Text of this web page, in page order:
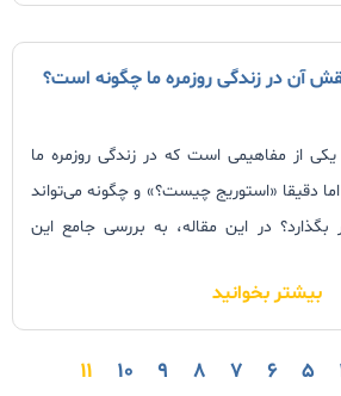
آن در زندگی روزمره ما چگونه است؟
یکی از مفاهیمی است که در زندگی روزمره ما
دقیقا «استوریج چیست؟» و چگونه می‌تواند
در این مقاله، به بررسی جامع این
بیشتر بخوانید
۵ ۶ ۷ ۸ ۹ ۱۰ ۱۱